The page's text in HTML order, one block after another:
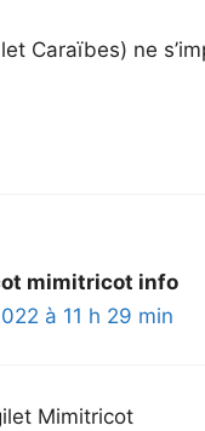
Caraïbes) ne
mimitricot info
à 11 h 29 min
Mimitricot